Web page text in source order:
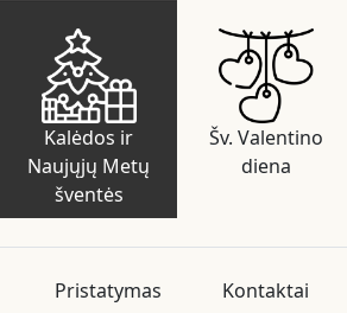
Kalėdos ir
Naujųjų Metų
šventės
Šv. Valentino
diena
Pristatymas Kontaktai